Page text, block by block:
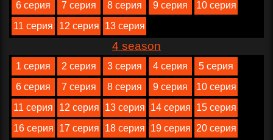
6 серия
7 серия 8 серия 9 серия
10 серия
11 серия
12 серия 13 серия
4 season
1 серия 2 серия 3 серия 4 серия
5 серия
6 серия
7 серия 8 серия 9 серия
10 серия
11 серия
12 серия 13 серия 14 серия
15 серия
16 серия
17 серия 18 серия 19 серия 20 серия